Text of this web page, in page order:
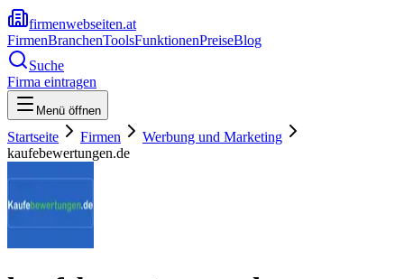
firmenwebseiten.at
FirmenBranchenToolsFunktionenPreiseBlog
Suche
Firma eintragen
Menü öffnen
Startseite Firmen
Werbung und Marketing
kaufebewertungen.de